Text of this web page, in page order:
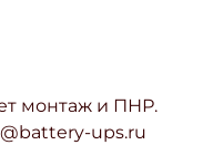
монтаж и ПНР.
ups.ru